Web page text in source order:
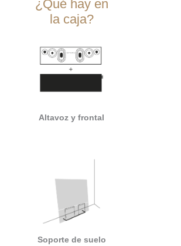
¿Qué hay en
la caja?
Altavoz y frontal
Soporte de suelo